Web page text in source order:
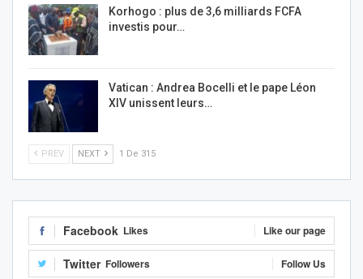
Korhogo : plus de 3,6 milliards FCFA
investis pour…
Vatican : Andrea Bocelli et le pape Léon
XIV unissent leurs…
PREV NEXT 1 De 315
Facebook Likes Like our page
Twitter Followers Follow Us